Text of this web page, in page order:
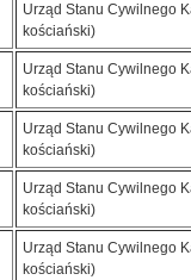
Urząd Stanu Cywilnego
kościański)
Urząd Stanu Cywilnego
kościański)
Urząd Stanu Cywilnego
kościański)
Urząd Stanu Cywilnego
kościański)
Urząd Stanu Cywilnego
kościański)